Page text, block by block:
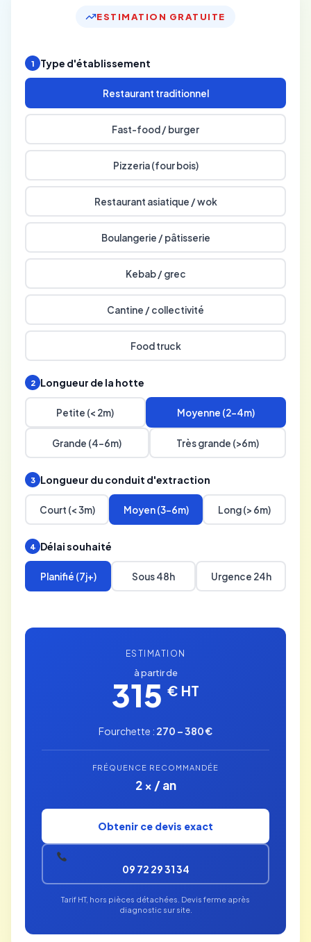
ESTIMATION GRATUITE
1 Type d'établissement
Restaurant traditionnel
Fast-food / burger
Pizzeria (four bois)
Restaurant asiatique / wok
Boulangerie / pâtisserie
Kebab / grec
Cantine / collectivité
Food truck
2 Longueur de la hotte
Petite (< 2m) Moyenne (2-4m)
Grande (4-6m) Très grande (>6m)
3 Longueur du conduit d'extraction
Court (< 3m) Moyen (3-6m) Long (> 6m)
4 Délai souhaité
Planifié (7j+) Sous 48h Urgence 24h
ESTIMATION
à partir de
315 € HT
Fourchette : 270 – 380 €
FRÉQUENCE RECOMMANDÉE
2 × / an
Obtenir ce devis exact
09 72 29 31 34
Tarif HT, hors pièces détachées. Devis ferme après
diagnostic sur site.